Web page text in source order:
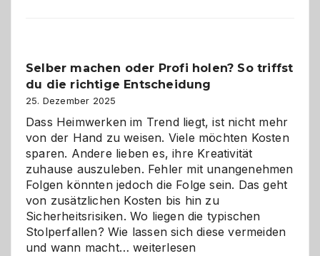
Herausforderungen
und
Zukunft
Selber machen oder Profi holen? So triffst
du die richtige Entscheidung
25. Dezember 2025
Dass Heimwerken im Trend liegt, ist nicht mehr
von der Hand zu weisen. Viele möchten Kosten
sparen. Andere lieben es, ihre Kreativität
zuhause auszuleben. Fehler mit unangenehmen
Folgen könnten jedoch die Folge sein. Das geht
von zusätzlichen Kosten bis hin zu
Sicherheitsrisiken. Wo liegen die typischen
Stolperfallen? Wie lassen sich diese vermeiden
und wann macht…Selber
weiterlesen